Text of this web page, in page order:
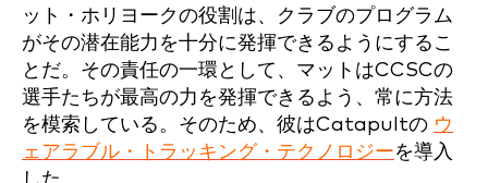
ット・ホリヨークの役割は、クラブのプログラム
がその潜在能力を十分に発揮できるようにするこ
とだ。その責任の一環として、マットはCCSCの
選手たちが最高の力を発揮できるよう、常に方法
を模索している。そのため、彼はCatapultの ウ
ェアラブル・トラッキング・テクノロジーを導入